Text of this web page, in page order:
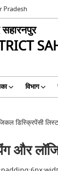
Pradesh
विभाग
डिस्क्रिपेंसी
और